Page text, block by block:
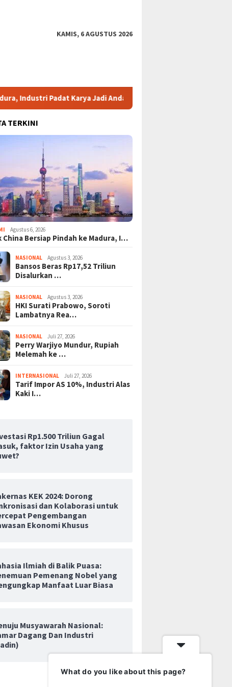
KAMIS, 6 AGUSTUS 2026
Padat Karya Jadi Andalan Investasi Baru
Teken Tiga Kerja
Investasi di Beijing
Wiraraja Gaet Investasi Rusia
TERKINI
Agustus 6, 2026
China Bersiap Pindah ke Madura, I…
NASIONAL Agustus 3, 2026
Bansos Beras Rp17,52 Triliun
Disalurkan …
NASIONAL Agustus 3, 2026
HKI Surati Prabowo, Soroti
Lambatnya Rea…
NASIONAL Juli 27, 2026
Perry Warjiyo Mundur, Rupiah
Melemah ke …
INTERNASIONAL Juli 27, 2026
Tarif Impor AS 10%, Industri Alas
Kaki I…
Rp1.500 Triliun Gagal
faktor Izin Usaha yang
KEK 2024: Dorong
dan Kolaborasi untuk
Pengembangan
Ekonomi Khusus
Ilmiah di Balik Puasa:
Pemenang Nobel yang
Manfaat Luar Biasa
Musyawarah Nasional:
Dagang Dan Industri
What do you like about this page?